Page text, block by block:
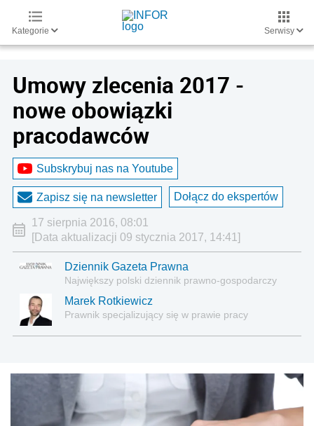
Kategorie Serwisy
Umowy zlecenia 2017 -
nowe obowiązki
pracodawców
Subskrybuj nas na Youtube
Zapisz się na newsletter Dołącz do ekspertów
17 sierpnia 2016, 08:01
[Data aktualizacji 09 stycznia 2017, 14:41]
Dziennik Gazeta Prawna
Największy polski dziennik prawno-gospodarczy
Marek Rotkiewicz
Prawnik specjalizujący się w prawie pracy